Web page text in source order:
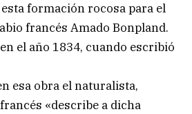
formación rocosa para el
francés Amado Bonpland.
el año 1834, cuando escribió
esa obra el naturalista,
«describe a dicha